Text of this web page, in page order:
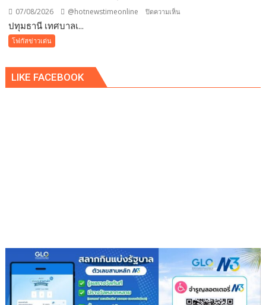
07/08/2026 @hotnewstimeonline ปิดความเห็น
ทอด
ปทุมธานี เทศบาลเ...
โฟกัสข่าวเด่น
LIKE FACEBOOK